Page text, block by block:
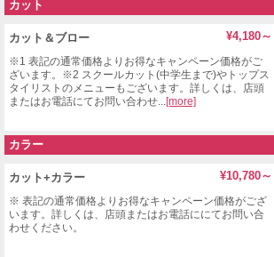
カット
カット＆ブロー ¥4,180～
※1 表記の通常価格よりお得なキャンペーン価格がご
ざいます。※2 スクールカット(中学生まで)やトップス
タイリストのメニューもございます。詳しくは、店頭
またはお電話にてお問い合わせ...[more]
カラー
カット+カラー ¥10,780～
※ 表記の通常価格よりお得なキャンペーン価格がござ
います。詳しくは、店頭またはお電話ににてお問い合
わせください。